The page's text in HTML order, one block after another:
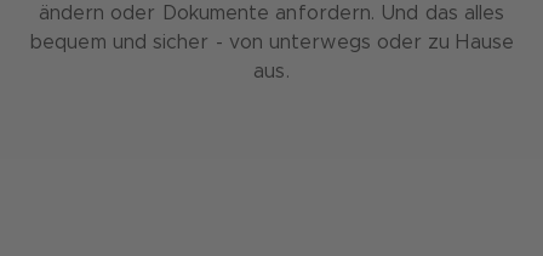
ändern oder Dokumente anfordern. Und das alles
bequem und sicher - von unterwegs oder zu Hause
aus.